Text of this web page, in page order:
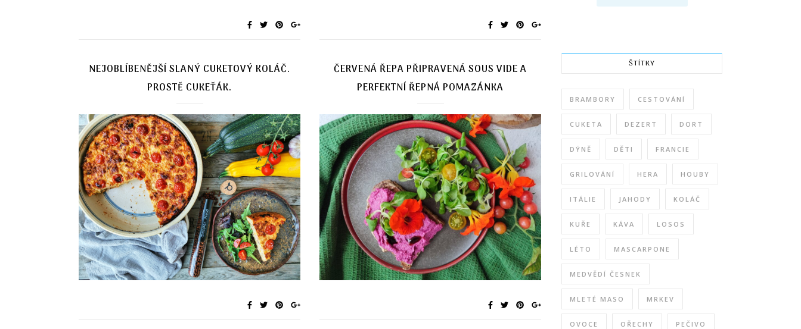
NEJOBLÍBENĚJŠÍ SLANÝ CUKETOVÝ KOLÁČ.
PROSTĚ CUKEŤÁK.
ČERVENÁ ŘEPA PŘIPRAVENÁ SOUS VIDE A
PERFEKTNÍ ŘEPNÁ POMAZÁNKA
ŠTÍTKY
BRAMBORY CESTOVÁNÍ
CUKETA DEZERT DORT
DÝNĚ DĚTI FRANCIE
GRILOVÁNÍ HERA HOUBY
ITÁLIE JAHODY KOLÁČ
KUŘE KÁVA LOSOS
LÉTO MASCARPONE
MEDVĚDÍ ČESNEK
MLETÉ MASO MRKEV
OVOCE OŘECHY PEČIVO